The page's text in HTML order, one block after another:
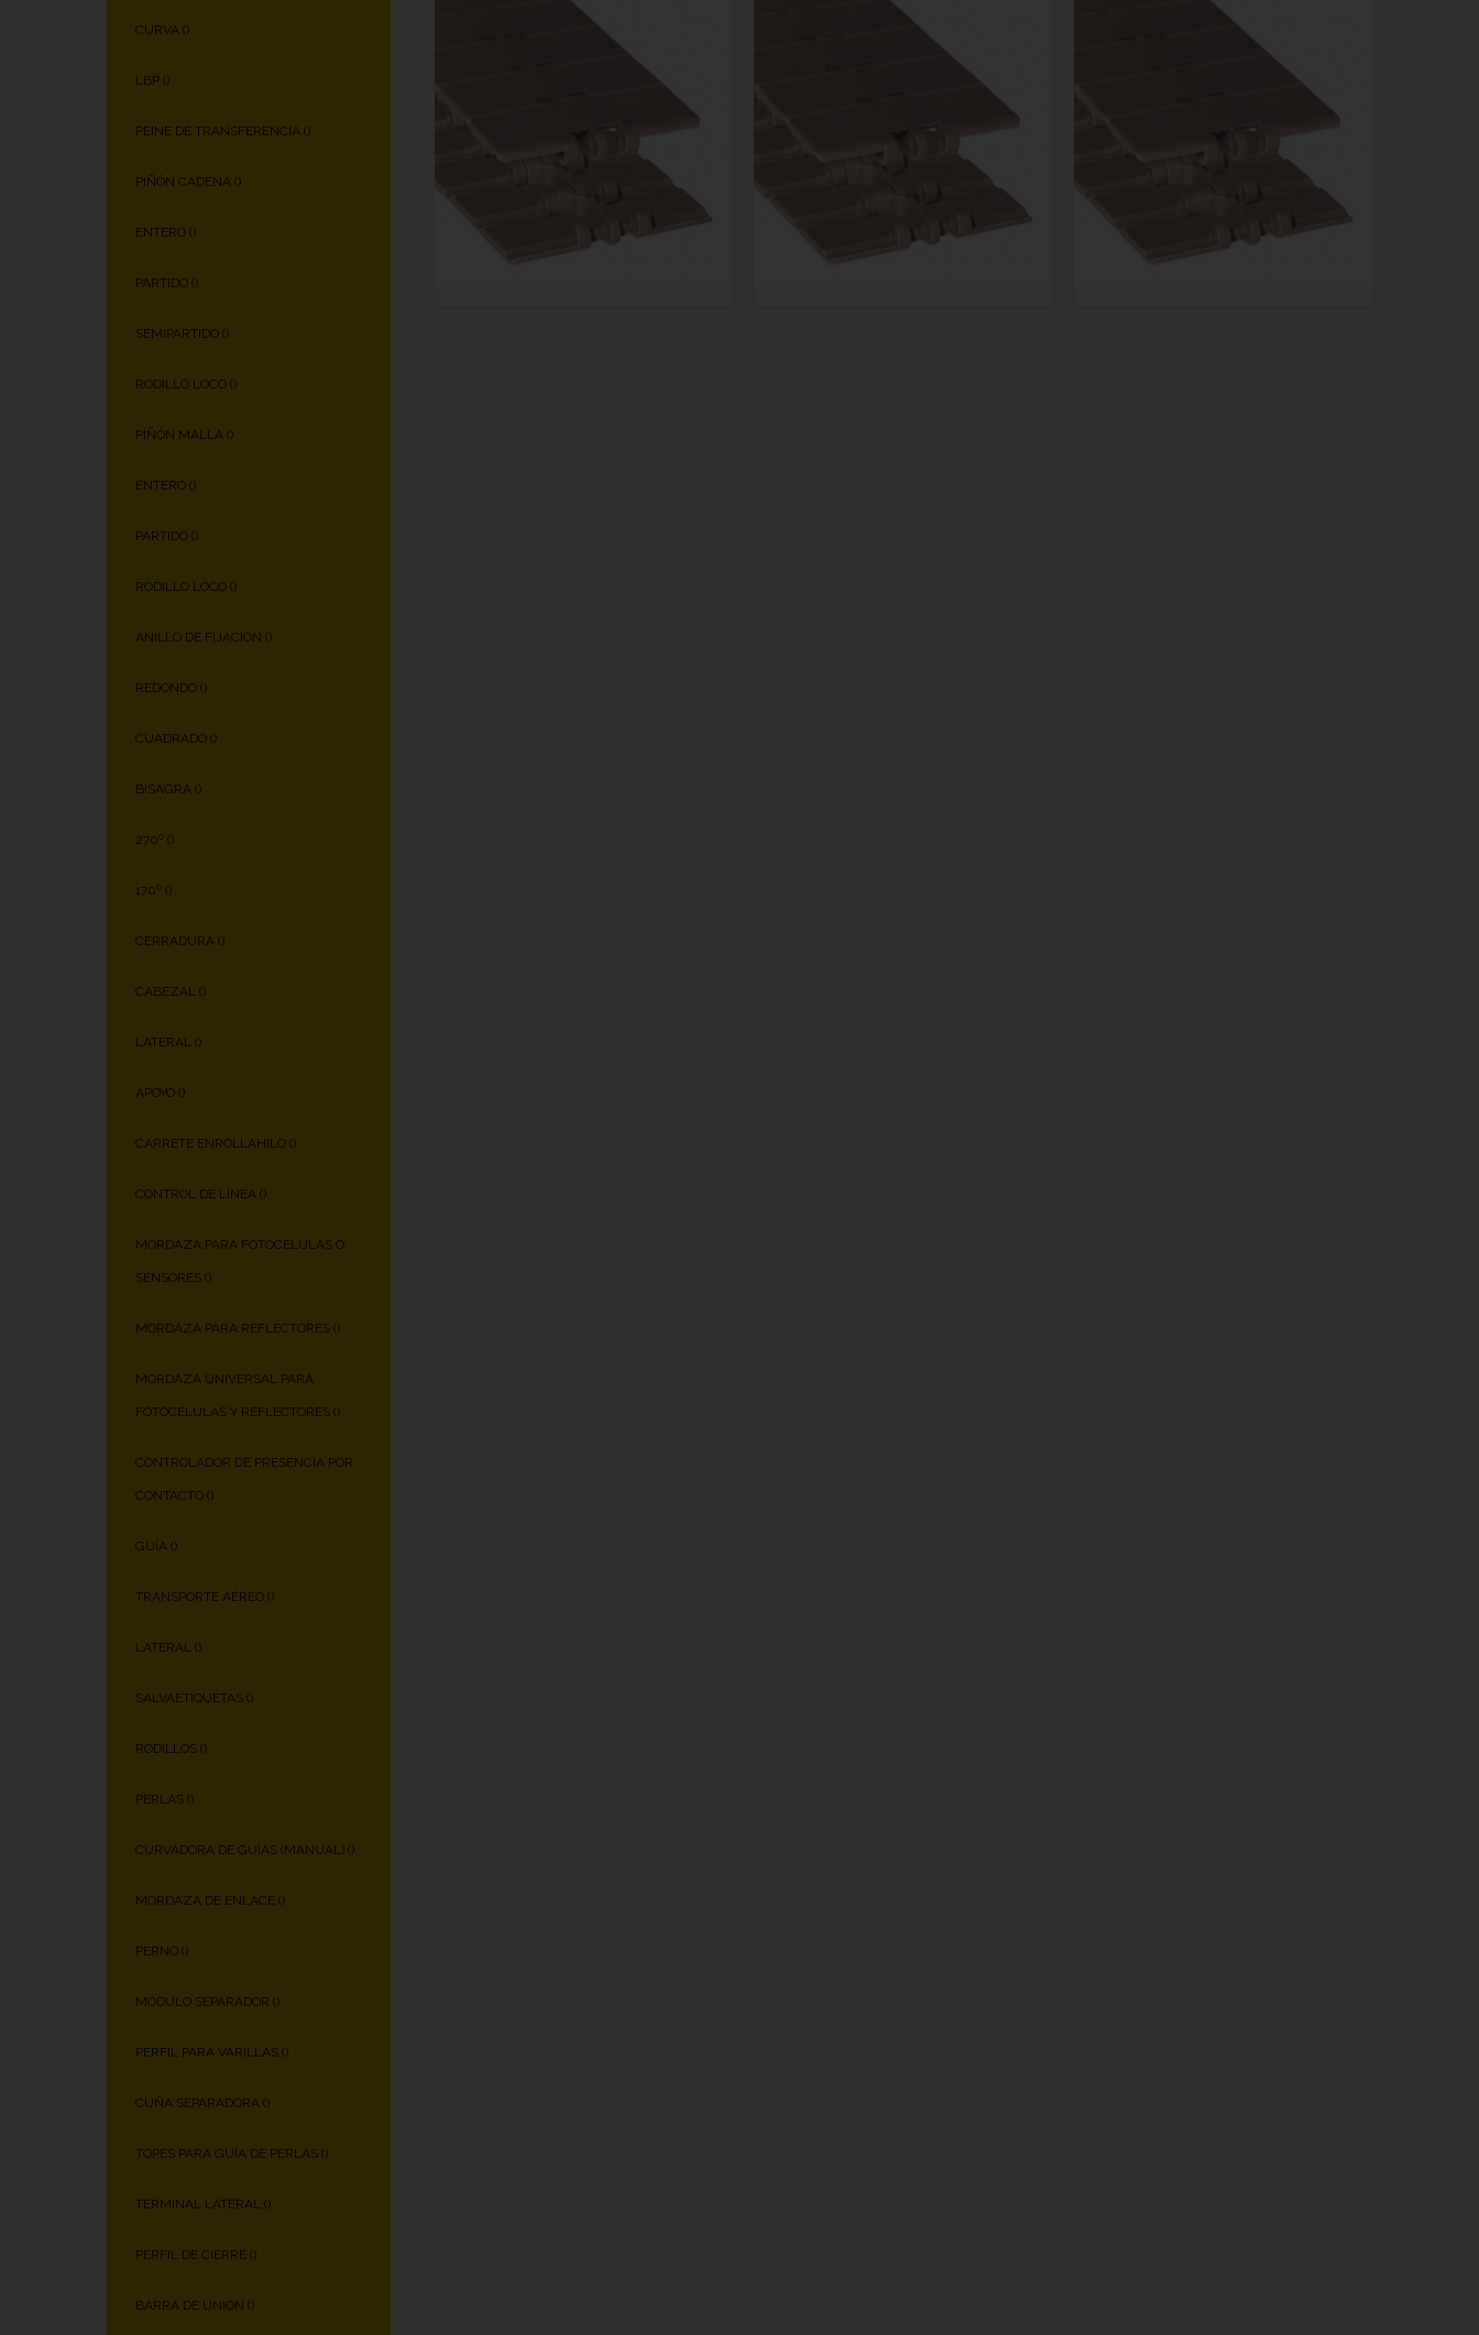
CURVA ()
LBP ()
PEINE DE TRANSFERENCIA ()
PIÑÓN CADENA ()
ENTERO ()
PARTIDO ()
SEMIPARTIDO ()
RODILLO LOCO ()
PIÑÓN MALLA ()
ENTERO ()
PARTIDO ()
RODILLO LOCO ()
ANILLO DE FIJACIÓN ()
REDONDO ()
CUADRADO ()
BISAGRA ()
270º ()
170º ()
CERRADURA ()
CABEZAL ()
LATERAL ()
APOYO ()
CARRETE ENROLLAHILO ()
CONTROL DE LÍNEA ()
MORDAZA PARA FOTOCÉLULAS O
SENSORES ()
MORDAZA PARA REFLECTORES ()
MORDAZA UNIVERSAL PARA
FOTOCÉLULAS Y REFLECTORES ()
CONTROLADOR DE PRESENCIA POR
CONTACTO ()
GUÍA ()
TRANSPORTE AÉREO ()
LATERAL ()
SALVAETIQUETAS ()
RODILLOS ()
PERLAS ()
CURVADORA DE GUÍAS (MANUAL) ()
MORDAZA DE ENLACE ()
PERNO ()
MÓDULO SEPARADOR ()
PERFIL PARA VARILLAS ()
CUÑA SEPARADORA ()
TOPES PARA GUÍA DE PERLAS ()
TERMINAL LATERAL ()
PERFIL DE CIERRE ()
BARRA DE UNIÓN ()